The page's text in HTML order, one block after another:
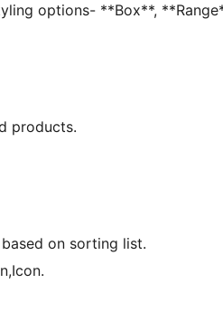
options- **Box**,
products.
on sorting list.